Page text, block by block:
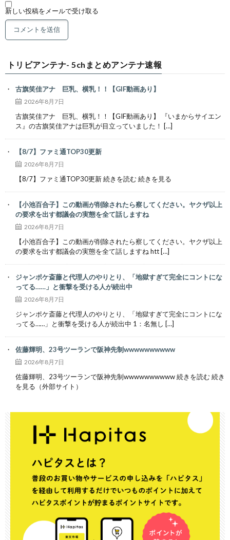
新しい投稿をメールで受け取る
トリビアンテナ- 5chまとめアンテナ速報
古旗笑佳アナ 巨乳、横乳！！【GIF動画あり】
2026年8月7日
古旗笑佳アナ 巨乳、横乳！！【GIF動画あり】 『いまからサイエン
ス』の古旗笑佳アナは巨乳が目立っていました！ […]
【8/7】ファミ通TOP30更新
2026年8月7日
【8/7】ファミ通TOP30更新 続きを読む 続きを見る
【小池百合子】この動画が削除されたら察してください。ヤクザ以上
の要求を出す都議会の実態を全て話しますね
2026年8月7日
【小池百合子】この動画が削除されたら察してください。ヤクザ以上
の要求を出す都議会の実態を全て話しますね htt […]
ジャンポケ斎藤と代理人のやりとり、「地獄すぎて完全にコントにな
ってる……」と衝撃を受ける人が続出中
2026年8月7日
ジャンポケ斎藤と代理人のやりとり、「地獄すぎて完全にコントにな
ってる……」と衝撃を受ける人が続出中 1：名無し […]
佐藤輝明、23号ツーランで阪神先制wwwwwwwwww
2026年8月7日
佐藤輝明、23号ツーランで阪神先制wwwwwwwwww 続きを読む 続き
を見る（外部サイト）